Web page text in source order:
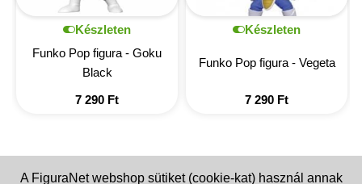
Készleten
Funko Pop figura - Goku
Black
7 290 Ft
Készleten
Funko Pop figura - Vegeta
7 290 Ft
A FiguraNet webshop sütiket (cookie-kat) használ annak